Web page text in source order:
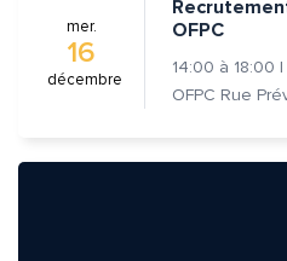
mer.
16
décembre
OFPC
14:00 à 18:00 |
OFPC Rue